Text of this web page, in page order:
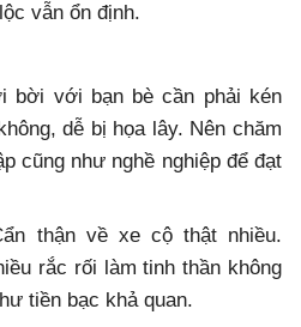
vẫn ổn định.
bời với bạn bè cần phải kén
dễ bị họa lây. Nên chăm
cũng như nghề nghiệp để đạt
thận về xe cộ thật nhiều.
rắc rối làm tinh thần không
tiền bạc khả quan.